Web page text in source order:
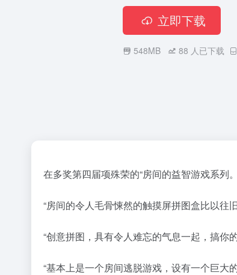
立即下载
548MB 88 人已下载
在多奖第四届项殊荣的“房间的益智游戏系列。
“房间的令人毛骨悚然的触摸屏拼图盒比以往
“创意拼图，具有令人难忘的气息一起，搞你
“基本上是一个房间逃脱游戏，设有一个巨大